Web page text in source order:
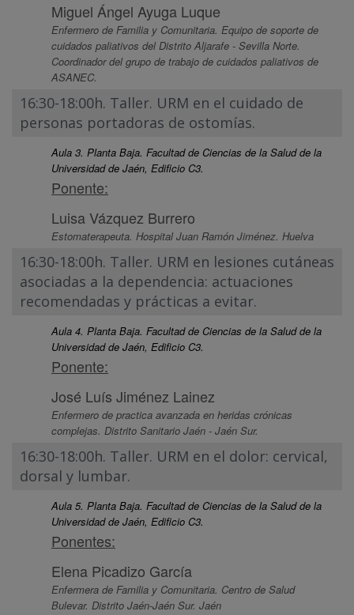
Miguel Ángel Ayuga Luque
Enfermero de Familia y Comunitaria. Equipo de soporte de
cuidados paliativos del Distrito Aljarafe - Sevilla Norte.
Coordinador del grupo de trabajo de cuidados paliativos de
ASANEC.
16:30-18:00h. Taller. URM en el cuidado de
personas portadoras de ostomías.
Aula 3. Planta Baja. Facultad de Ciencias de la Salud de la
Universidad de Jaén, Edificio C3.
Ponente:
Luisa Vázquez Burrero
Estomaterapeuta. Hospital Juan Ramón Jiménez. Huelva
16:30-18:00h. Taller. URM en lesiones cutáneas
asociadas a la dependencia: actuaciones
recomendadas y prácticas a evitar.
Aula 4. Planta Baja. Facultad de Ciencias de la Salud de la
Universidad de Jaén, Edificio C3.
Ponente:
José Luís Jiménez Lainez
Enfermero de practica avanzada en heridas crónicas
complejas. Distrito Sanitario Jaén - Jaén Sur.
16:30-18:00h. Taller. URM en el dolor: cervical,
dorsal y lumbar.
Aula 5. Planta Baja. Facultad de Ciencias de la Salud de la
Universidad de Jaén, Edificio C3.
Ponentes:
Elena Picadizo García
Enfermera de Familia y Comunitaria. Centro de Salud
Bulevar. Distrito Jaén-Jaén Sur. Jaén